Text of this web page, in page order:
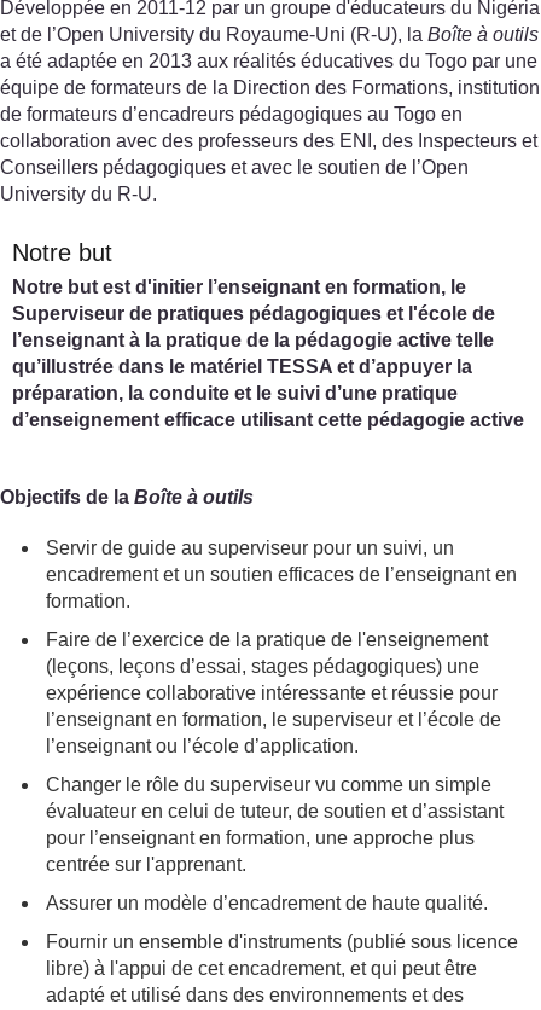
Développée en 2011-12 par un groupe d'éducateurs du Nigéria
et de l’Open University du Royaume-Uni (R-U), la Boîte à outils
a été adaptée en 2013 aux réalités éducatives du Togo par une
équipe de formateurs de la Direction des Formations, institution
de formateurs d’encadreurs pédagogiques au Togo en
collaboration avec des professeurs des ENI, des Inspecteurs et
Conseillers pédagogiques et avec le soutien de l’Open
University du R-U.
Notre but
Notre but est d'initier l’enseignant en formation, le
Superviseur de pratiques pédagogiques et l'école de
l’enseignant à la pratique de la pédagogie active telle
qu’illustrée dans le matériel TESSA et d’appuyer la
préparation, la conduite et le suivi d’une pratique
d’enseignement efficace utilisant cette pédagogie active
Objectifs de la Boîte à outils
Servir de guide au superviseur pour un suivi, un
encadrement et un soutien efficaces de l’enseignant en
formation.
Faire de l’exercice de la pratique de l'enseignement
(leçons, leçons d’essai, stages pédagogiques) une
expérience collaborative intéressante et réussie pour
l’enseignant en formation, le superviseur et l’école de
l’enseignant ou l’école d’application.
Changer le rôle du superviseur vu comme un simple
évaluateur en celui de tuteur, de soutien et d’assistant
pour l’enseignant en formation, une approche plus
centrée sur l'apprenant.
Assurer un modèle d’encadrement de haute qualité.
Fournir un ensemble d'instruments (publié sous licence
libre) à l'appui de cet encadrement, et qui peut être
adapté et utilisé dans des environnements et des